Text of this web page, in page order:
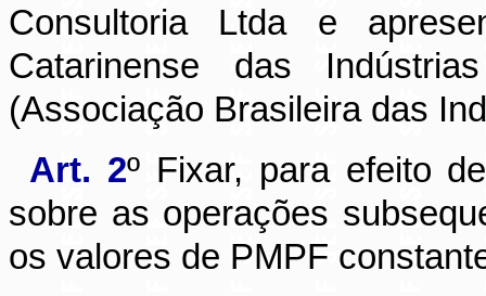
Consultoria Ltda e
Catarinense das
(Associação Brasileira das
Art. 2º Fixar, para efeito
sobre as operações
os valores de PMPF